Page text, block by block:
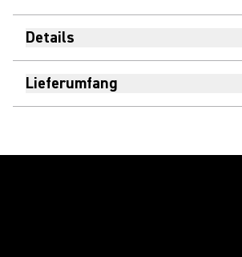
Details
Lieferumfang